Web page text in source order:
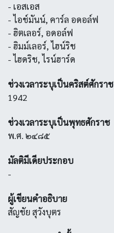
- เอสเอส
- ไอช์มันน์, คาร์ล อดอล์ฟ
- ฮิตเลอร์, อดอล์ฟ
- ฮิมม์เลอร์, ไฮน์ริช
- ไฮดริช, ไรน์ฮาร์ด
ช่วงเวลาระบุเป็นคริสต์ศักราช
1942
ช่วงเวลาระบุเป็นพุทธศักราช
พ.ศ. ๒๔๘๕
มัลติมีเดียประกอบ
-
ผู้เขียนคำอธิบาย
สัญชัย สุวังบุตร